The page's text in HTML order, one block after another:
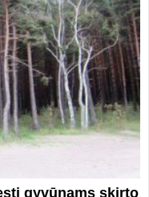
gyvūnams skirto